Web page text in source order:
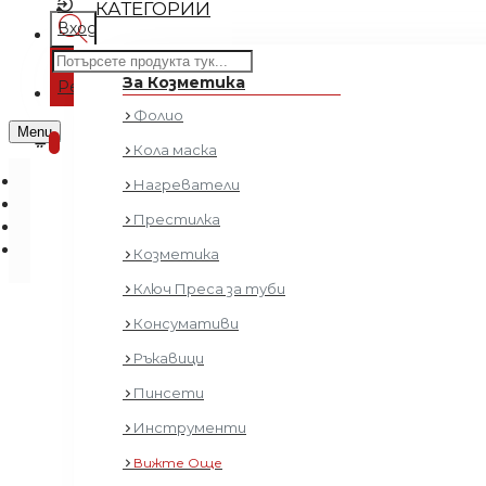
Регистрация
КАТЕГОРИИ
За Козметика
Фолио
Кола маска
Нагреватели
Престилка
Козметика
Ключ Преса за туби
Консумативи
Ръкавици
Пинсети
Инструменти
Вижте Още
0 продукта - € 0.00 (0.00 лв.)
0
Вход
Регистрация
Menu